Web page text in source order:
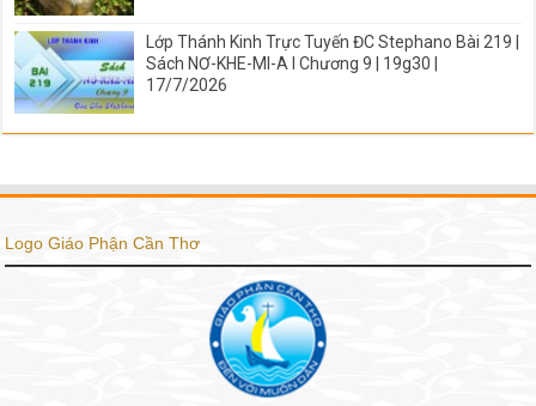
Lớp Thánh Kinh Trực Tuyến ĐC Stephano Bài 219 |
Sách NƠ-KHE-MI-A I Chương 9 | 19g30 |
17/7/2026
Logo Giáo Phận Cần Thơ